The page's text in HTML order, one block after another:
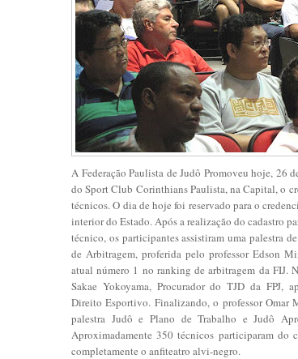
A Federação Paulista de Judô Promoveu hoje, 26
do Sport Club Corinthians Paulista, na Capital, o
técnicos. O dia de hoje foi reservado para o
interior do Estado. Após a realização do cadastro
técnico, os participantes assistiram uma palestra
de Arbitragem, proferida pelo professor Edson
atual número 1 no ranking de arbitragem da FIJ.
Sakae Yokoyama, Procurador do TJD da FPJ,
Direito Esportivo. Finalizando, o professor Omar
palestra Judô e Plano de Trabalho e Judô
Aproximadamente 350 técnicos participaram do
completamente o anfiteatro alvi-negro.